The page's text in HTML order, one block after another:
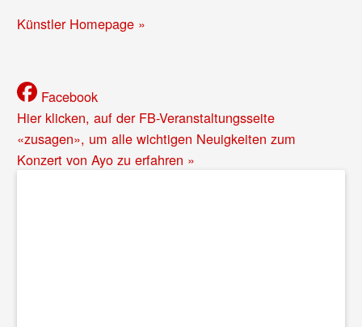
Künstler Homepage »
Facebook
Hier klicken, auf der FB-Veranstaltungsseite
«zusagen», um alle wichtigen Neuigkeiten zum
Konzert von Ayo zu erfahren »